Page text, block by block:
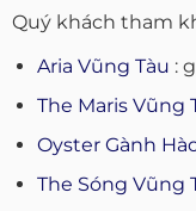
Quý khách tham
Aria Vũng Tàu :
The Maris Vũng
Oyster Gành
The Sóng Vũng